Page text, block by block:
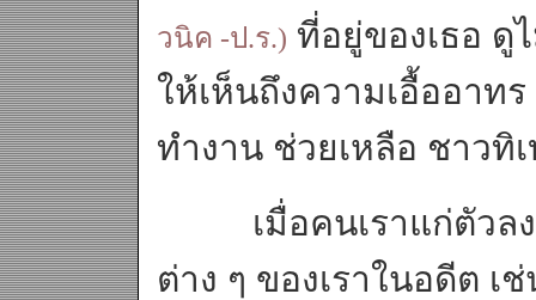
วนิค -ป.ร.) ที่อยู่ของเธอ ดู
ให้เห็นถึงความเอื้ออาท
ทำงาน ช่วยเหลือ ชาวทิ
เมื่อคนเราแก่ตัวลง
ต่าง ๆ ของเราในอดีต เ